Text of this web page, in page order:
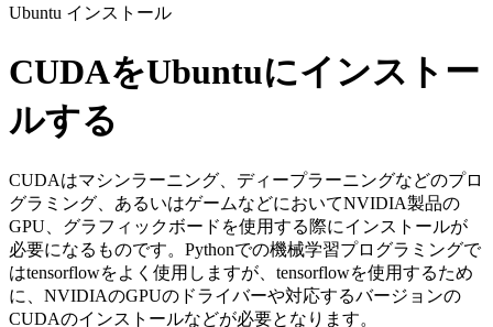
Ubuntu インストール
CUDAをUbuntuにインストー
ルする
CUDAはマシンラーニング、ディープラーニングなどのプロ
グラミング、あるいはゲームなどにおいてNVIDIA製品の
GPU、グラフィックボードを使用する際にインストールが
必要になるものです。Pythonでの機械学習プログラミングで
はtensorflowをよく使用しますが、tensorflowを使用するため
に、NVIDIAのGPUのドライバーや対応するバージョンの
CUDAのインストールなどが必要となります。